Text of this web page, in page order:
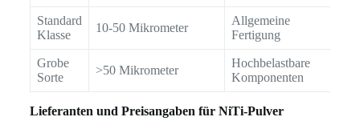
Standard
Klasse
10-50 Mikrometer
Allgemeine
Fertigung
Grobe
Sorte
>50 Mikrometer
Hochbelastbare
Komponenten
Lieferanten und Preisangaben für NiTi-Pulver